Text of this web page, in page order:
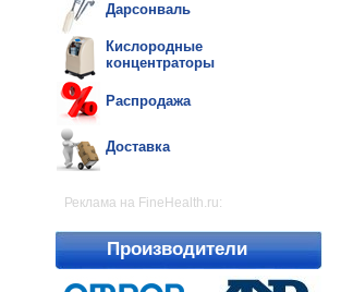
Дарсонваль
Кислородные
концентраторы
Распродажа
Доставка
Реклама на FineHealth.ru:
Производители